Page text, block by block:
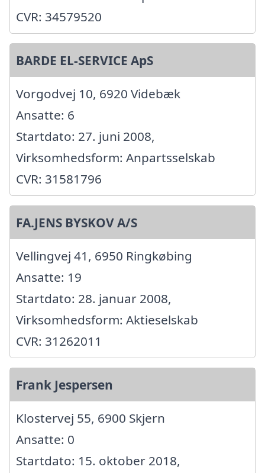
CVR: 34579520
BARDE EL-SERVICE ApS
Vorgodvej 10, 6920 Videbæk
Ansatte: 6
Startdato: 27. juni 2008,
Virksomhedsform: Anpartsselskab
CVR: 31581796
FA.JENS BYSKOV A/S
Vellingvej 41, 6950 Ringkøbing
Ansatte: 19
Startdato: 28. januar 2008,
Virksomhedsform: Aktieselskab
CVR: 31262011
Frank Jespersen
Klostervej 55, 6900 Skjern
Ansatte: 0
Startdato: 15. oktober 2018,